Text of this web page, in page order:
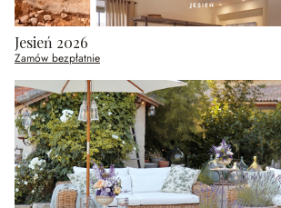
Jesień 2026
Zamów bezpłatnie